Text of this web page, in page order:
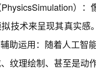
）
技术来呈现其真实
助运用：随着人工智
纹理绘制、甚至是动